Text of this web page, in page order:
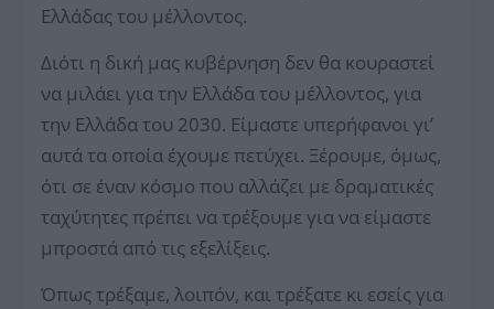
Ελλάδας του μέλλοντος.
Διότι η δική μας κυβέρνηση δεν θα κουραστεί
να μιλάει για την Ελλάδα του μέλλοντος, για
την Ελλάδα του 2030. Είμαστε υπερήφανοι γι’
αυτά τα οποία έχουμε πετύχει. Ξέρουμε, όμως,
ότι σε έναν κόσμο που αλλάζει με δραματικές
ταχύτητες πρέπει να τρέξουμε για να είμαστε
μπροστά από τις εξελίξεις.
Όπως τρέξαμε, λοιπόν, και τρέξατε κι εσείς για